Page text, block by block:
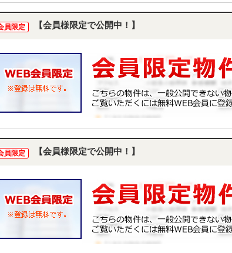
員限定 【会員様限定で公開中！】
員限定 【会員様限定で公開中！】